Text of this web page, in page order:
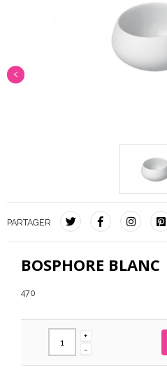
‹
PARTAGER
BOSPHORE BLANC
470
+
-